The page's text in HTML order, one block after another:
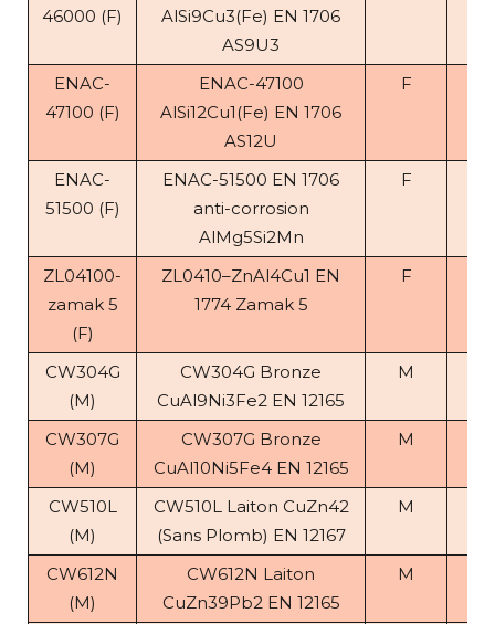
46000 (F)
AlSi9Cu3(Fe) EN 1706
AS9U3
ENAC-
47100 (F)
ENAC-47100
AlSi12Cu1(Fe) EN 1706
AS12U
F
ENAC-
51500 (F)
ENAC-51500 EN 1706
anti-corrosion
AlMg5Si2Mn
F
ZL04100-
zamak 5
(F)
ZL0410–ZnAl4Cu1 EN
1774 Zamak 5
F
CW304G
(M)
CW304G Bronze
CuAl9Ni3Fe2 EN 12165
M
CW307G
(M)
CW307G Bronze
CuAl10Ni5Fe4 EN 12165
M
CW510L
(M)
CW510L Laiton CuZn42
(Sans Plomb) EN 12167
M
CW612N
(M)
CW612N Laiton
CuZn39Pb2 EN 12165
M